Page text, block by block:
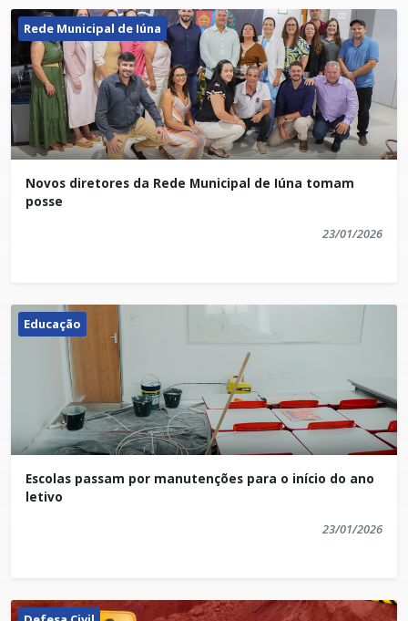
discussões sobre inclusão, educação especial e o
desenvolvimento integral dos estudantes.
A 1ª Jornada de Planejamento Pedagógico contou
com a participação do chefe do setor de Recursos
Humanos, Luciano Machado, e da coordenadora
pedagógica, Luana Balma Carastro, onde
apresentaram as orientações iniciais para que os
diretores façam o acolhimento e a jornada
pedagógica com os professores, acolhimento dos
alunos no início das aulas, além de orientações
Rede Municipal de Iúna
Novos diretores da Rede Municipal de Iúna tomam
posse
23/01/2026
Educação
Escolas passam por manutenções para o início do ano
letivo
23/01/2026